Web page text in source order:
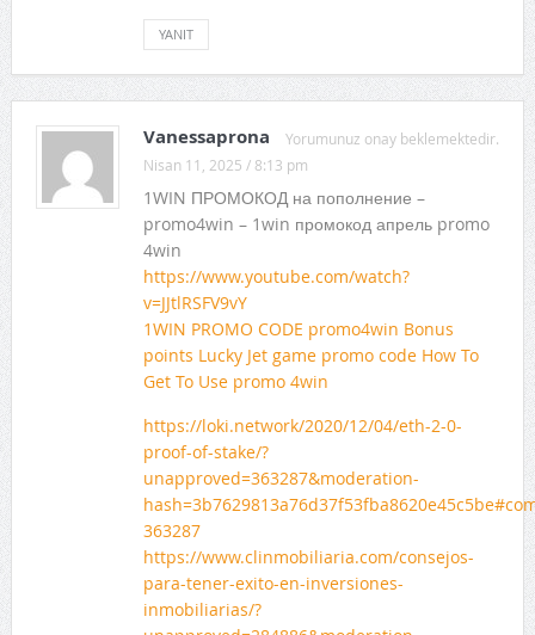
YANIT
Yorumunuz onay beklemektedir.
Vanessaprona
Nisan 11, 2025 / 8:13 pm
1WIN ПРОМОКОД на пополнение –
promo4win – 1win промокод апрель promo
4win
https://www.youtube.com/watch?
v=JJtlRSFV9vY
1WIN PROMO CODE promo4win Bonus
points Lucky Jet game promo code How To
Get To Use promo 4win
https://loki.network/2020/12/04/eth-2-0-
proof-of-stake/?
unapproved=363287&moderation-
363287
https://www.clinmobiliaria.com/consejos-
para-tener-exito-en-inversiones-
inmobiliarias/?